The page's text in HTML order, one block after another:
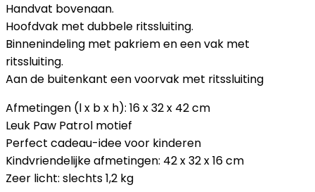
Handvat bovenaan.
Hoofdvak met dubbele ritssluiting.
Binnenindeling met pakriem en een vak met
ritssluiting.
Aan de buitenkant een voorvak met ritssluiting
Afmetingen (l x b x h): 16 x 32 x 42 cm
Leuk Paw Patrol motief
Perfect cadeau-idee voor kinderen
Kindvriendelijke afmetingen: 42 x 32 x 16 cm
Zeer licht: slechts 1,2 kg